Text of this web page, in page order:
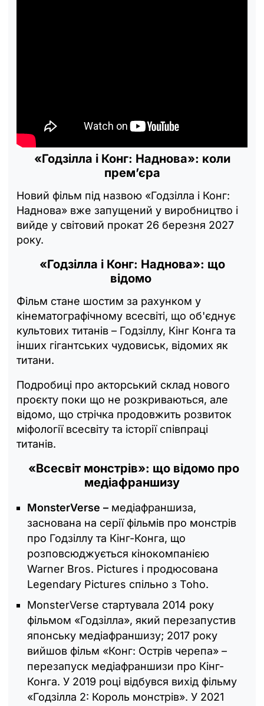
«‎Годзілла і Конг: Наднова»: коли
прем’єра
Новий фільм під назвою «Годзілла і Конг:
Наднова» вже запущений у виробництво і
вийде у світовий прокат 26 березня 2027
року.
«‎Годзілла і Конг: Наднова»: що
відомо
Фільм стане шостим за рахунком у
кінематографічному всесвіті, що об'єднує
культових титанів – Годзіллу, Кінг Конга та
інших гігантських чудовиськ, відомих як
титани.
Подробиці про акторський склад нового
проєкту поки що не розкриваються, але
відомо, що стрічка продовжить розвиток
міфології всесвіту та історії співпраці
титанів.
«Всесвіт монстрів»: що відомо про
медіафраншизу
MonsterVerse – медіафраншиза,
заснована на серії фільмів про монстрів
про Годзіллу та Кінг-Конга, що
розповсюджується кінокомпанією
Warner Bros. Pictures і продюсована
Legendary Pictures спільно з Toho.
MonsterVerse стартувала 2014 року
фільмом «Годзілла», який перезапустив
японську медіафраншизу; 2017 року
вийшов фільм «Конг: Острів черепа» –
перезапуск медіафраншизи про Кінг-
Конга. У 2019 році відбувся вихід фільму
«Годзілла 2: Король монстрів». У 2021